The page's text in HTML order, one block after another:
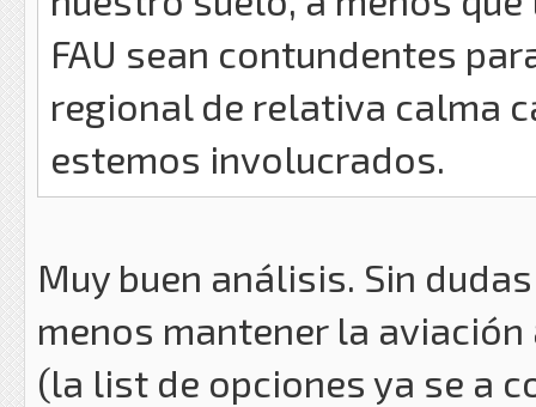
FAU sean contundentes
regional de relativa calma
estemos involucrados.
Muy buen análisis. Sin
menos mantener la aviación
(la list de opciones ya se a